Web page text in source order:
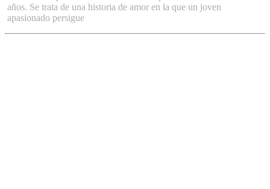
años. Se trata de una historia de amor en la que un joven
apasionado persigue